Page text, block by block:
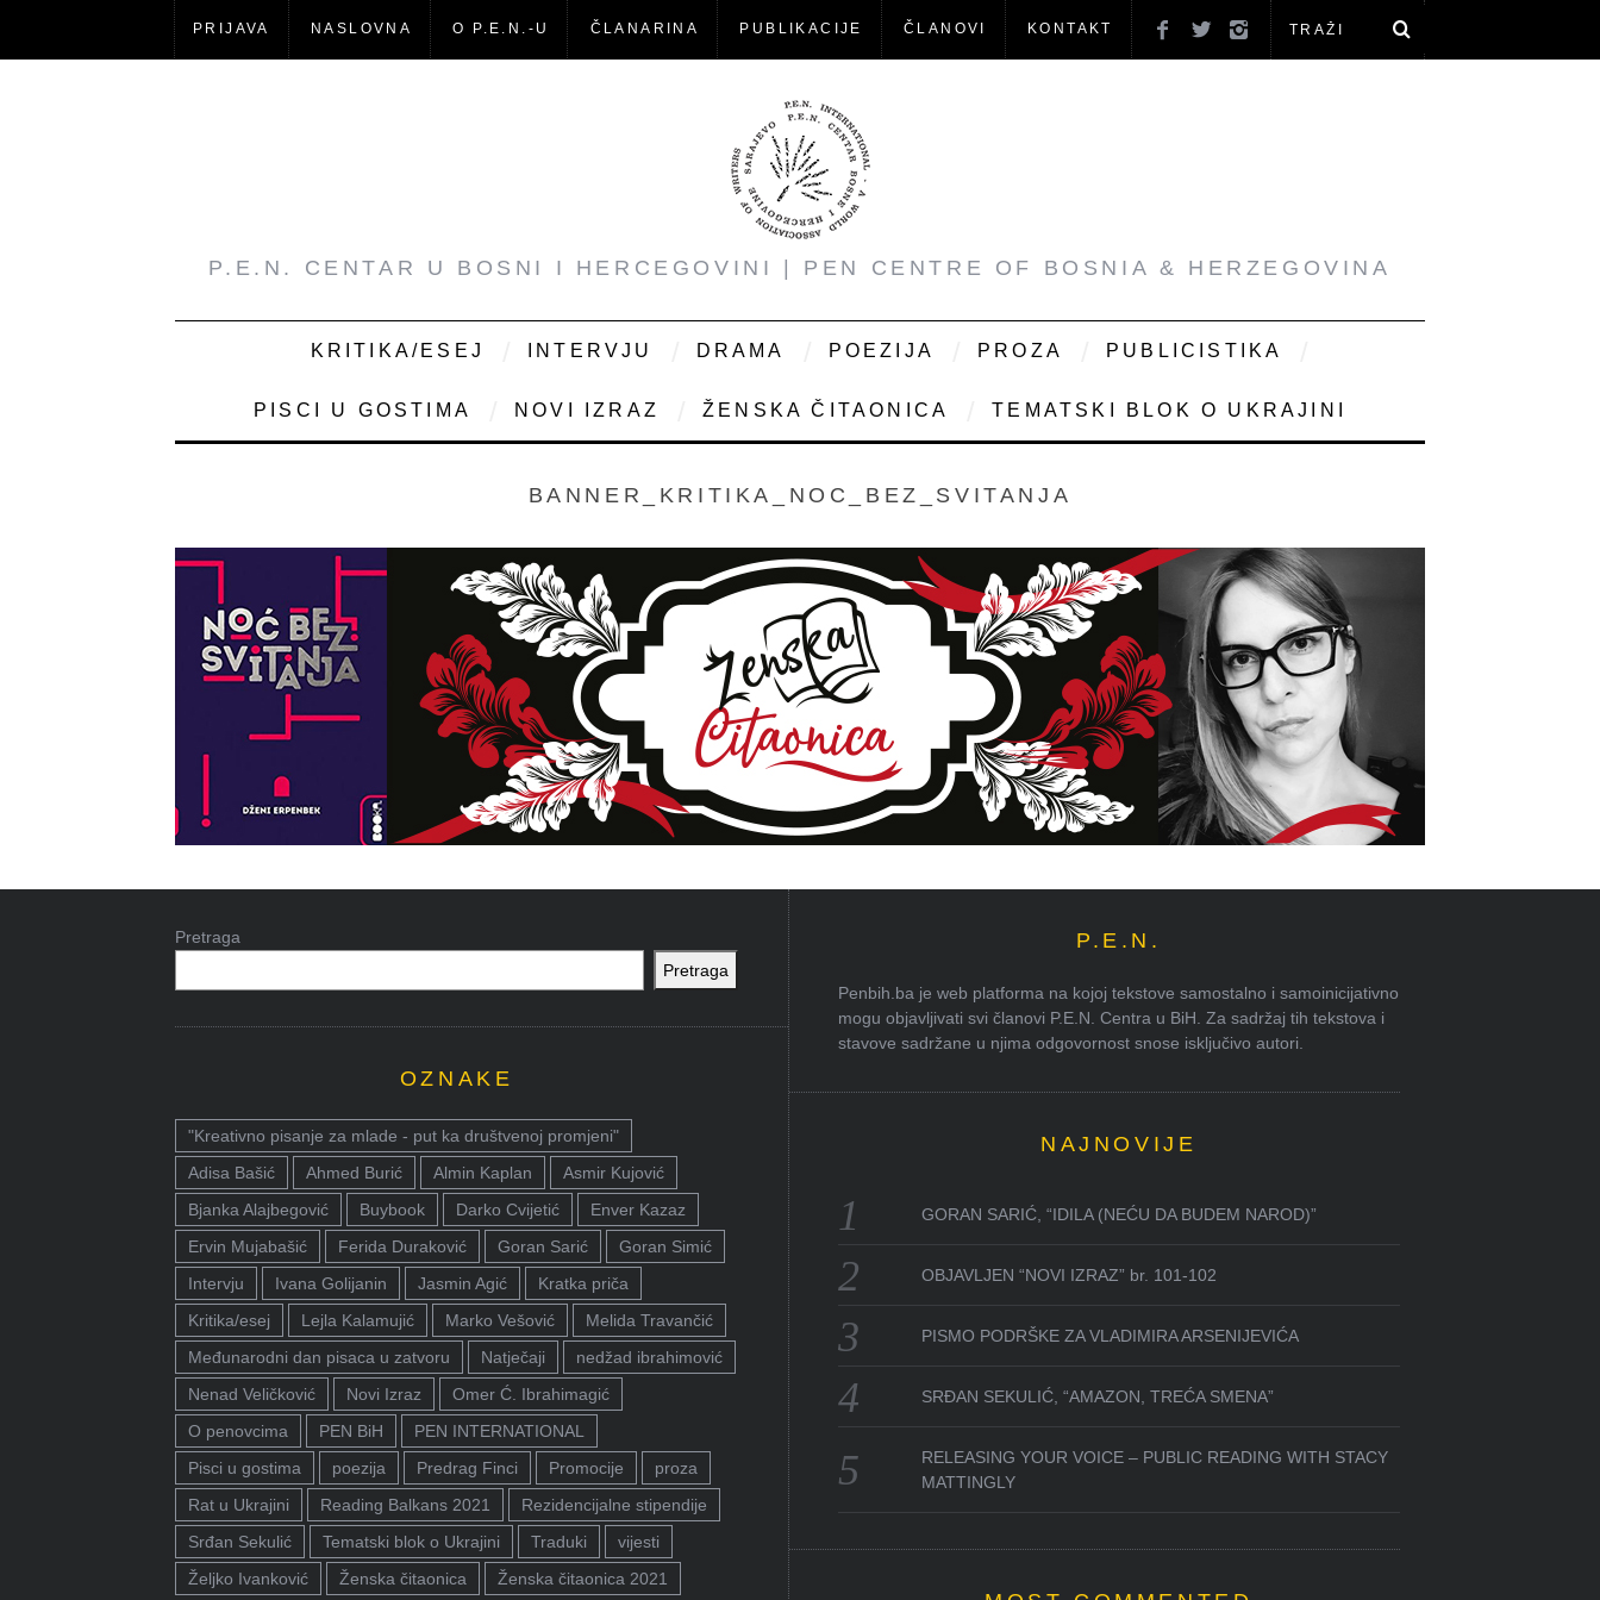
PRIJAVA NASLOVNA O P.E.N.-U ČLANARINA PUBLIKACIJE ČLANOVI KONTAKT
P.E.N. CENTAR U BOSNI I HERCEGOVINI | PEN CENTRE OF BOSNIA & HERZEGOVINA
KRITIKA/ESEJ INTERVJU DRAMA POEZIJA PROZA PUBLICISTIKA
PISCI U GOSTIMA NOVI IZRAZ ŽENSKA ČITAONICA TEMATSKI BLOK O UKRAJINI
BANNER_KRITIKA_NOC_BEZ_SVITANJA
Pretraga
Pretraga
OZNAKE
"Kreativno pisanje za mlade - put ka društvenoj promjeni"
Adisa Bašić
Ahmed Burić Almin Kaplan
Asmir Kujović
Bjanka Alajbegović
Buybook Darko Cvijetić
Enver Kazaz
Ervin Mujabašić
Ferida Duraković Goran Sarić
Goran Simić
Intervju
Ivana Golijanin Jasmin Agić
Kratka priča
Kritika/esej
Lejla Kalamujić Marko Vešović
Melida Travančić
Međunarodni dan pisaca u zatvoru
Natječaji
nedžad ibrahimović
Nenad Veličković
Novi Izraz
Omer Ć. Ibrahimagić
O penovcima
PEN BiH
PEN INTERNATIONAL
Pisci u gostima
poezija Predrag Finci Promocije
proza
Rat u Ukrajini
Reading Balkans 2021
Rezidencijalne stipendije
Srđan Sekulić
Tematski blok o Ukrajini Traduki
vijesti
Željko Ivanković
Ženska čitaonica Ženska čitaonica 2021
P.E.N.
Penbih.ba je web platforma na kojoj tekstove samostalno i samoinicijativno
mogu objavljivati svi članovi P.E.N. Centra u BiH. Za sadržaj tih tekstova i
stavove sadržane u njima odgovornost snose isključivo autori.
NAJNOVIJE
GORAN SARIĆ, “IDILA (NEĆU DA BUDEM NAROD)”
OBJAVLJEN “NOVI IZRAZ” br. 101-102
PISMO PODRŠKE ZA VLADIMIRA ARSENIJEVIĆA
SRĐAN SEKULIĆ, “AMAZON, TREĆA SMENA”
RELEASING YOUR VOICE – PUBLIC READING WITH STACY
MATTINGLY